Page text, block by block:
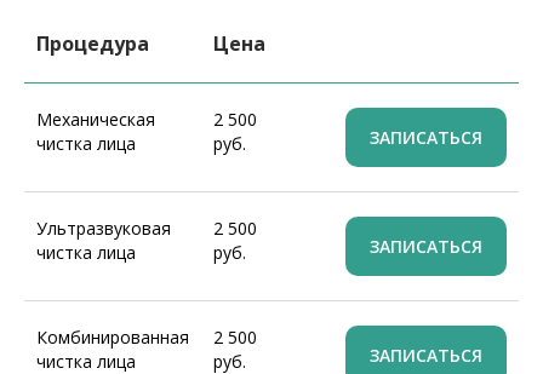
Процедура Цена
Механическая
чистка лица
2 500
руб.
ЗАПИСАТЬСЯ
Ультразвуковая
чистка лица
2 500
руб.
ЗАПИСАТЬСЯ
Комбинированная
чистка лица
2 500
руб.
ЗАПИСАТЬСЯ